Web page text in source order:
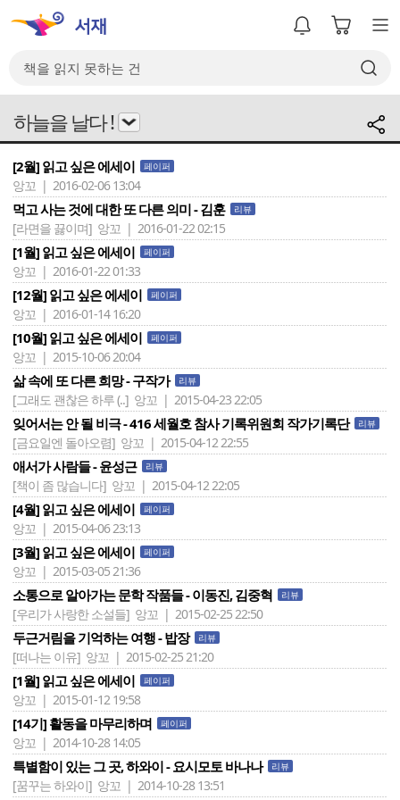
하늘을 날다 !
[2월] 읽고 싶은 에세이 페이퍼
앙꼬 | 2016-02-06 13:04
먹고 사는 것에 대한 또 다른 의미 - 김훈 리뷰
[라면을 끓이며] 앙꼬 | 2016-01-22 02:15
[1월] 읽고 싶은 에세이 페이퍼
앙꼬 | 2016-01-22 01:33
[12월] 읽고 싶은 에세이 페이퍼
앙꼬 | 2016-01-14 16:20
[10월] 읽고 싶은 에세이 페이퍼
앙꼬 | 2015-10-06 20:04
삶 속에 또 다른 희망 - 구작가 리뷰
[그래도 괜찮은 하루 (..] 앙꼬 | 2015-04-23 22:05
잊어서는 안 될 비극 - 416 세월호 참사 기록위원회 작가기록단 리뷰
[금요일엔 돌아오렴] 앙꼬 | 2015-04-12 22:55
애서가 사람들 - 윤성근 리뷰
[책이 좀 많습니다] 앙꼬 | 2015-04-12 22:05
[4월] 읽고 싶은 에세이 페이퍼
앙꼬 | 2015-04-06 23:13
[3월] 읽고 싶은 에세이 페이퍼
앙꼬 | 2015-03-05 21:36
소통으로 알아가는 문학 작품들 - 이동진, 김중혁 리뷰
[우리가 사랑한 소설들] 앙꼬 | 2015-02-25 22:50
두근거림을 기억하는 여행 - 밥장 리뷰
[떠나는 이유] 앙꼬 | 2015-02-25 21:20
[1월] 읽고 싶은 에세이 페이퍼
앙꼬 | 2015-01-12 19:58
[14기] 활동을 마무리하며 페이퍼
앙꼬 | 2014-10-28 14:05
특별함이 있는 그 곳, 하와이 - 요시모토 바나나 리뷰
[꿈꾸는 하와이] 앙꼬 | 2014-10-28 13:51